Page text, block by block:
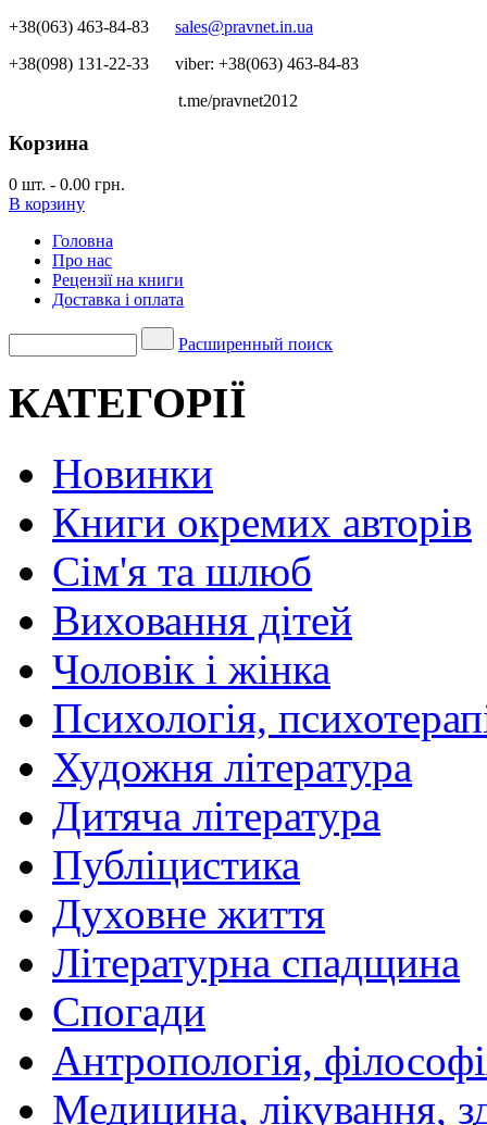
+38(063) 463-84-83 sales@pravnet.in.ua
+38(098) 131-22-33 viber: +38(063) 463-84-83
t.me/pravnet2012
Корзина
0 шт. - 0.00 грн.
В корзину
Головна
Про нас
Рецензії на книги
Доставка і оплата
Расширенный поиск
КАТЕГОРІЇ
Новинки
Книги окремих авторів
Сім'я та шлюб
Виховання дітей
Чоловік і жінка
Психологія,
Художня література
Дитяча література
Публіцистика
Духовне життя
Літературна спадщина
Спогади
Антропологія,
Медицина, лікування,